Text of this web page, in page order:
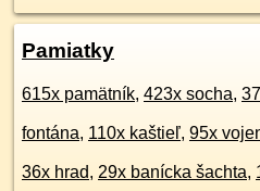
Pamiatky
615x pamätník, 423x socha,
fontána, 110x kaštieľ, 95x
36x hrad, 29x banícka šachta,